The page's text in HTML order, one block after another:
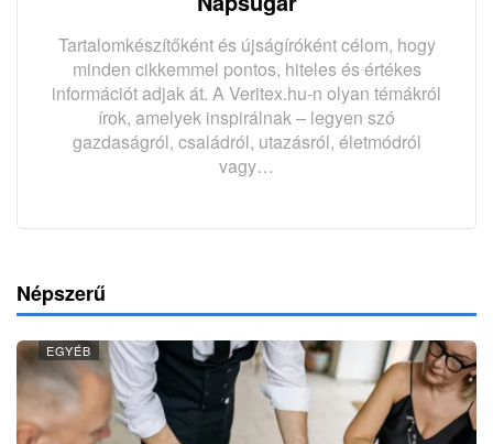
Tartalomkészítőként és újságíróként célom, hogy
minden cikkemmel pontos, hiteles és értékes
információt adjak át. A Veritex.hu-n olyan témákról
írok, amelyek inspirálnak – legyen szó
gazdaságról, családról, utazásról, életmódról
vagy…
Népszerű
EGYÉB